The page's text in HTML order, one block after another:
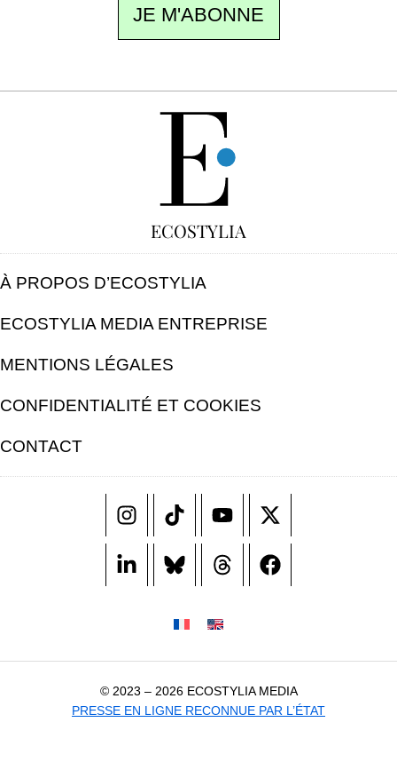
JE M'ABONNE
ECOSTYLIA
À PROPOS D’ECOSTYLIA
ECOSTYLIA MEDIA ENTREPRISE
MENTIONS LÉGALES
CONFIDENTIALITÉ ET COOKIES
CONTACT
© 2023 – 2026 ECOSTYLIA MEDIA
PRESSE EN LIGNE RECONNUE PAR L’ÉTAT